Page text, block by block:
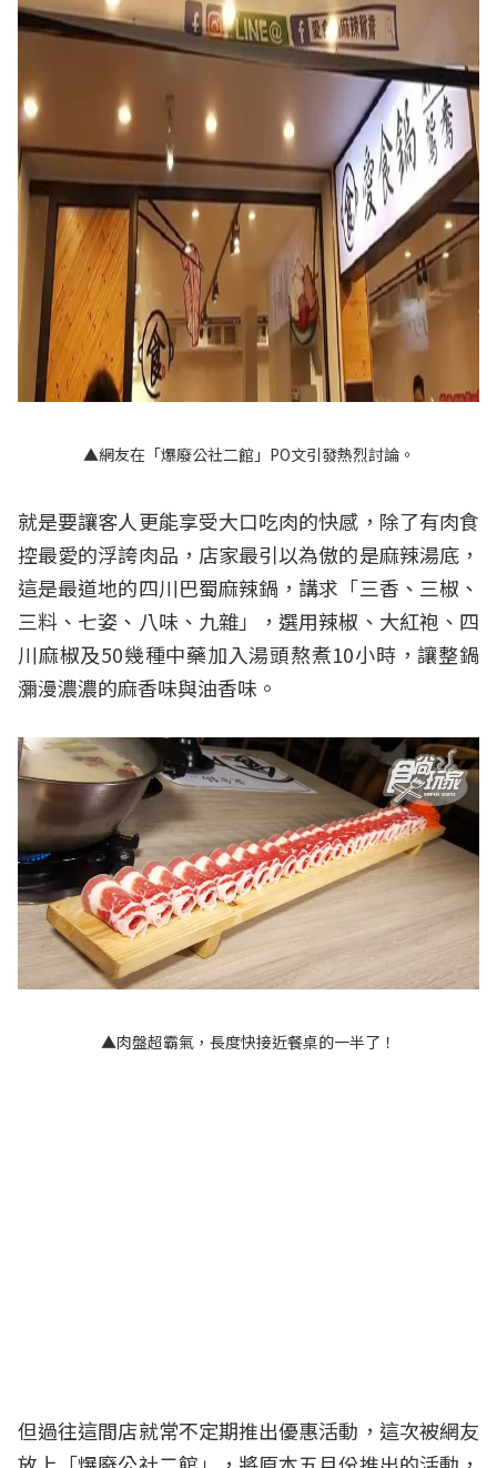
▲網友在「爆廢公社二館」PO文引發熱烈討論。
就是要讓客人更能享受大口吃肉的快感，除了有肉食
控最愛的浮誇肉品，店家最引以為傲的是麻辣湯底，
這是最道地的四川巴蜀麻辣鍋，講求「三香、三椒、
三料、七姿、八味、九雜」，選用辣椒、大紅袍、四
川麻椒及50幾種中藥加入湯頭熬煮10小時，讓整鍋
瀰漫濃濃的麻香味與油香味。
▲肉盤超霸氣，長度快接近餐桌的一半了！
但過往這間店就常不定期推出優惠活動，這次被網友